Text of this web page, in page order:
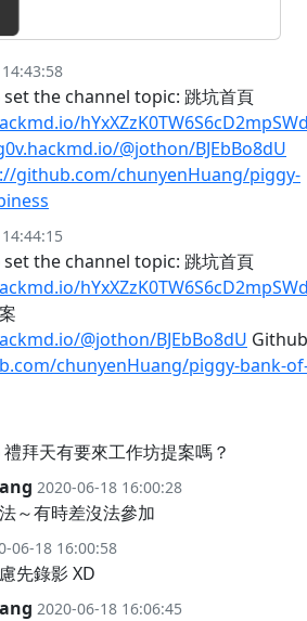
14:43:58
set the channel topic: 跳坑首頁
@jothon/BJEbBo8dU
github.com/chunyenHuang/piggy-
14:44:15
set the channel topic: 跳坑首頁
@jothon/BJEbBo8dU Github
chunyenHuang/piggy-bank-
禮拜天有要來工作坊提案嗎？
2020-06-18 16:00:28
～有時差沒法參加
06-18 16:00:58
先錄影 XD
2020-06-18 16:06:45